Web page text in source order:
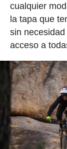
cualquier
la tapa que
sin
acceso a